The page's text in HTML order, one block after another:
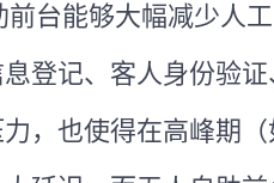
前台能够大幅减少人
登记、客人身份验
，也使得在高峰期